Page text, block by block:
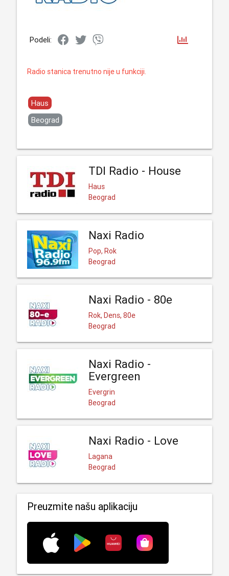
Podeli:
Radio stanica trenutno nije u funkciji.
Haus
Beograd
TDI Radio - House
Haus
Beograd
Naxi Radio
Pop, Rok
Beograd
Naxi Radio - 80e
Rok, Dens, 80e
Beograd
Naxi Radio -
Evergreen
Evergrin
Beograd
Naxi Radio - Love
Lagana
Beograd
Preuzmite našu aplikaciju